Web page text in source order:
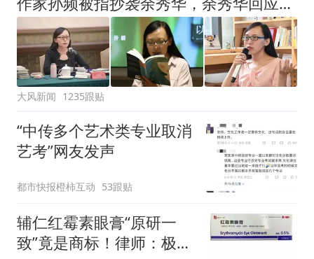
大风新闻 1235跟贴
“中传多个艺术类专业取消
艺考”网友发声
都市快报橙柿互动 53跟贴
辅仁红霉素眼膏“原研一
致”竟是商标！律师：极易